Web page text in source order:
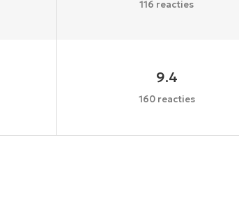
116 reacties
9.4
160 reacties